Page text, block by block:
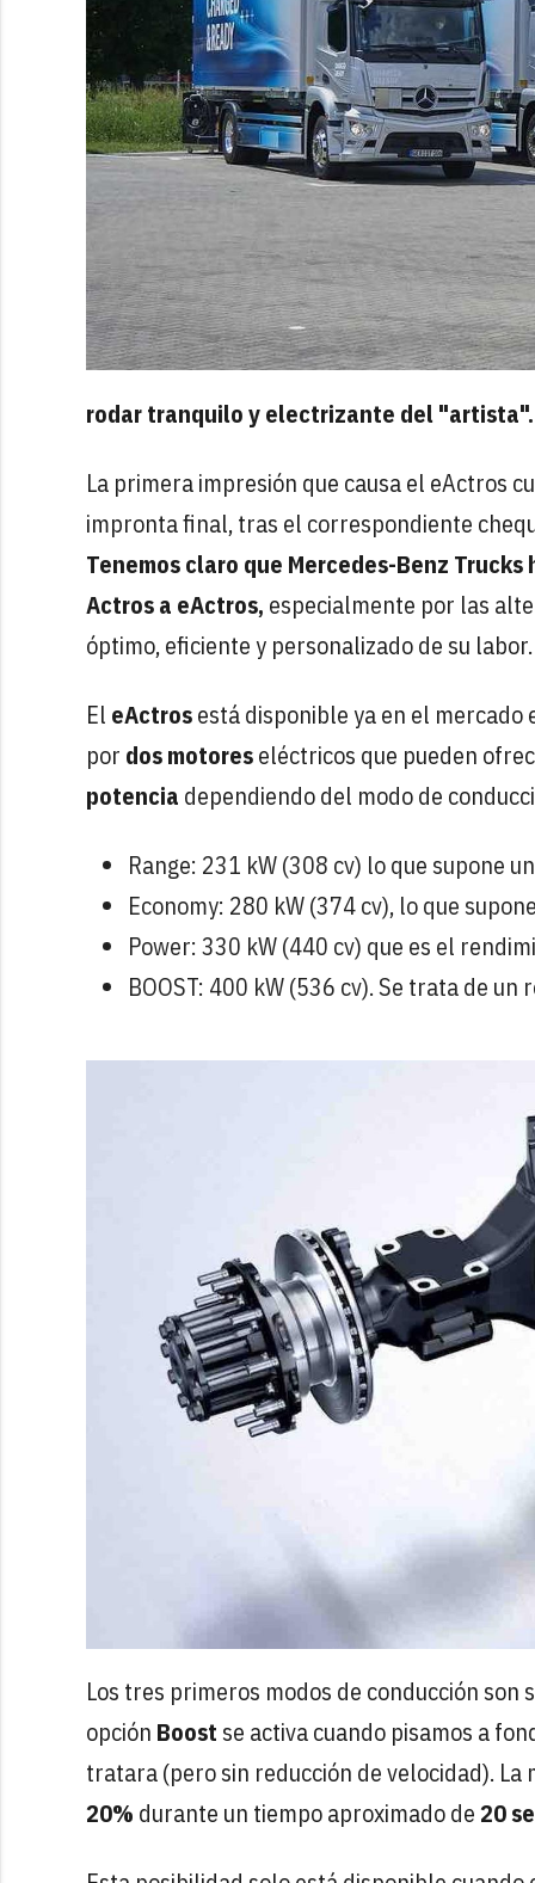
rodar tranquilo y electrizante del "artista".
La primera impresión que causa el eActros
impronta final, tras el correspondiente
Tenemos claro que Mercedes-Benz
Actros a eActros, especialmente por las
óptimo, eficiente y personalizado de su labor.
El eActrosestá disponible ya en el
por dos motoreseléctricos que pueden
potencia dependiendo del modo de
Range: 231 kW (308 cv) lo que supone
Economy: 280 kW (374 cv), lo que
Power: 330 kW (440 cv) que es el
BOOST: 400 kW (536 cv). Se trata de
Los tres primeros modos de conducción
opción Boost se activa cuando pisamos a
tratara (pero sin reducción de velocidad).
20% durante un tiempo aproximado de20